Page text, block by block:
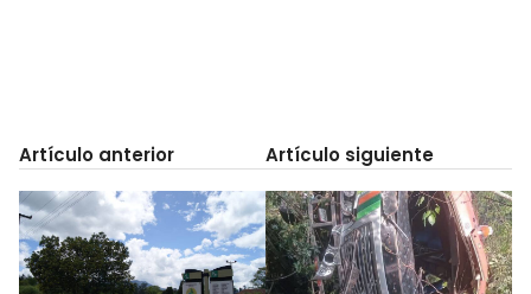
Artículo anterior Artículo siguiente